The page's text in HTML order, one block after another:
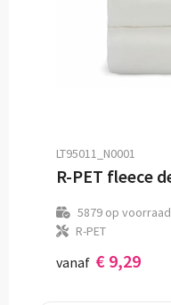
LT95011_N0001
5879op voorraad
R-PET
vanaf € 9,29